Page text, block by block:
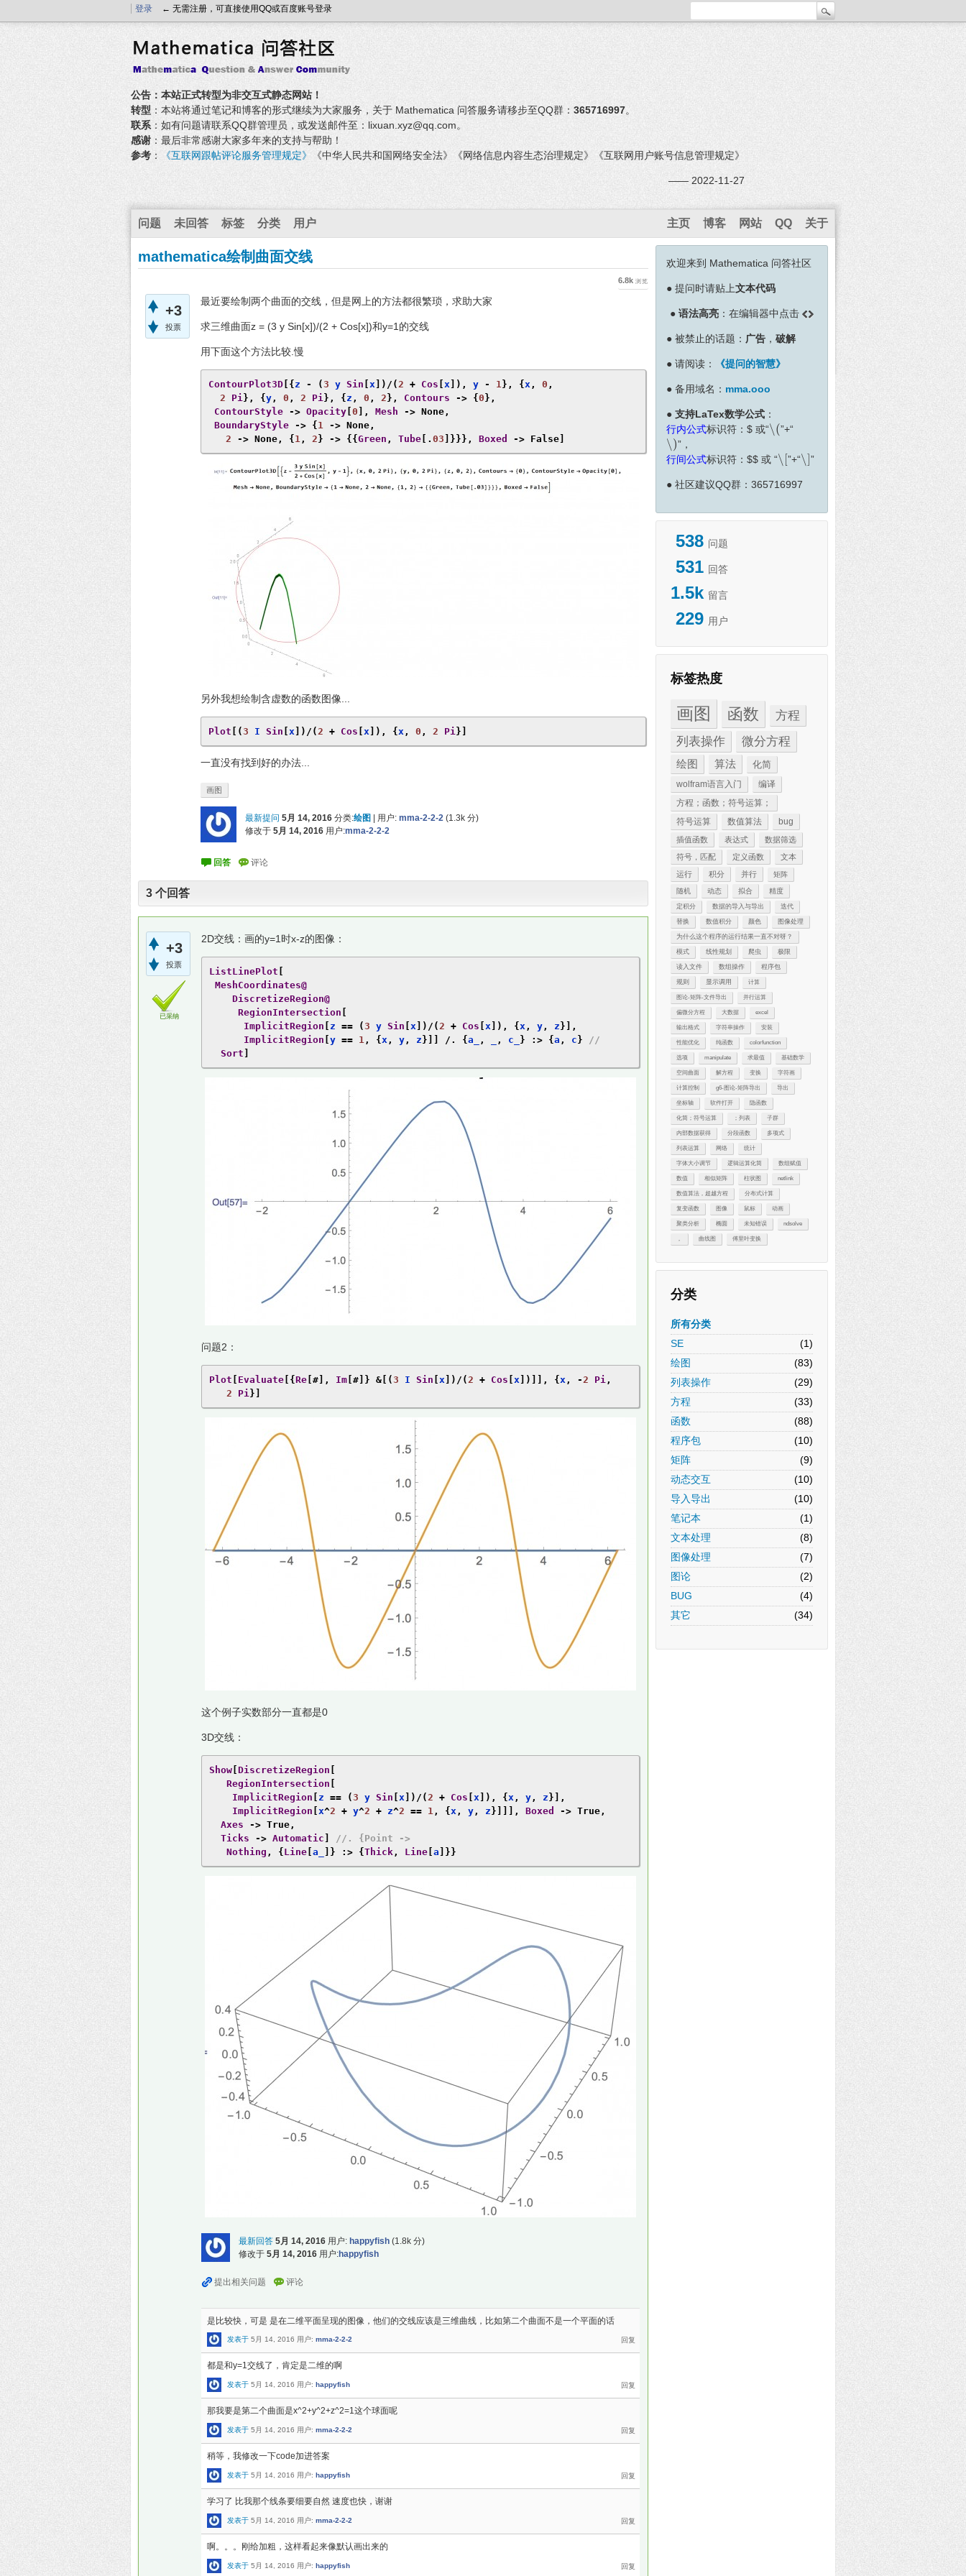
登录 ← 无需注册，可直接使用QQ或百度账号登录
公告：本站正式转型为非交互式静态网站！
转型 ：本站将通过笔记和博客的形式继续为大家服务，关于 Mathematica 问答服务请移步至QQ群： 365716997。
联系 ：如有问题请联系QQ群管理员，或发送邮件至：lixuan.xyz@qq.com。
感谢 ：最后非常感谢大家多年来的支持与帮助！
参考 ： 《互联网跟帖评论服务管理规定》 《中华人民共和国网络安全法》《网络信息内容生态治理规定》《互联网用户账号信息管理规定》
—— 2022-11-27
问题 未回答 标签 分类 用户 关于
QQ
网站
博客
主页
欢迎来到 Mathematica 问答社区
● 提问时请贴上文本代码
● 语法高亮 ：在编辑器中点击
● 被禁止的话题： 广告 ， 破解
● 请阅读： 《提问的智慧》
● 备用域名： mma.ooo
● 支持LaTex数学公式 ：
行内公式标识符： $ 或“∖(
∖ ( ”+“
∖)
∖ ) ”，
行间公式标识符： $$ 或 “∖
∖ ”+“∖
∖ ”
● 社区建议QQ群：365716997
538 问题
531 回答
1.5k 留言
229 用户
标签热度
画图 函数
方程
列表操作
微分方程
绘图 算法 化简
wolfram语言入门
编译
方程；函数；符号运算；
符号运算
数值算法 bug
插值函数 表达式
数据筛选
符号，匹配
定义函数
文本
运行
积分 并行 矩阵
随机 动态 拟合 精度
定积分 数据的导入与导出 迭代
替换 数值积分 颜色 图像处理
为什么这个程序的运行结果一直不对呀？
模式 线性规划 爬虫 极限
读入文件 数组操作 程序包
规则 显示调用 计算
图论-矩阵-文件导出 并行运算
偏微分方程 大数据 excel
输出格式 字符串操作 安装
性能优化 纯函数 colorfunction
选项 manipulate 求最值 基础数学
空间曲面 解方程 变换 字符画
计算控制 g6-图论-矩阵导出 导出
坐标轴 软件打开 隐函数
化简；符号运算 ；列表 子群
内部数据获得 分段函数 多项式
列表运算 网络 统计
字体大小调节 逻辑运算化简 数组赋值
数值 相似矩阵 柱状图 netlink
数值算法，超越方程 分布式计算
复变函数 图像 鼠标 动画
聚类分析 椭圆 未知错误 ndsolve
， 曲线图 傅里叶变换
分类
所有分类
SE
(1)
绘图
(83)
列表操作
(29)
方程
(33)
函数
(88)
程序包
(10)
矩阵
(9)
动态交互
(10)
导入导出
(10)
笔记本
(1)
文本处理
(8)
图像处理
(7)
图论
(2)
BUG
(4)
其它
(34)
mathematica绘制曲面交线
+3
投票
6.8k 浏览
最近要绘制两个曲面的交线，但是网上的方法都很繁琐，求助大家
求三维曲面z = (3 y Sin[x])/(2 + Cos[x])和y=1的交线
用下面这个方法比较.慢
ContourPlot3D [{ z - (3 y Sin x ])/(2 + Cos x ]), y - 1}, { x , 0 ,
2
Pi}, { y , 0 , 2 Pi}, { z , 0 , 2 }, Contours -> { 0 },
ContourStyle
-> Opacity 0 ], Mesh -> None ,
BoundaryStyle
-> { 1 -> None ,
2
-> None , { 1 , 2 } -> {{ Green , Tube [. 03 ]}}}, Boxed -> False
另外我想绘制含虚数的函数图像...
Plot [(3 I Sin x ])/(2 + Cos x ]), { x , 0 , 2 Pi}]
一直没有找到好的办法...
画图
最新提问 5月 14, 2016 分类:绘图 用户: mma-2-2-2 (1.3k 分)
修改于 5月 14, 2016 用户:mma-2-2-2
3 个回答
+3
投票
已采纳
2D交线：画的y=1时x-z的图像：
ListLinePlot [
MeshCoordinates@
DiscretizeRegion@
RegionIntersection [
ImplicitRegion [ z == (3 y Sin [x ])/( 2 + Cos [x ]), {x , y , z}],
ImplicitRegion [y == 1 , {x , y , z}]] /. {a_ , , c_ } :> {a , c}
//
Sort ]
问题2：
Plot [ Evaluate [{Re [#], Im [#]} &[(3 I Sin [x ])/( 2 + Cos [x ])]], {x , - 2 Pi ,
2
Pi }]
这个例子实数部分一直都是0
3D交线：
Show [DiscretizeRegion [
RegionIntersection [
ImplicitRegion [ z == (3 y Sin [x ])/( 2 + Cos [x ]), {x , y , z}],
ImplicitRegion [x^2 + y^2 + z^2 == 1 , {x , y , z}]]], Boxed -> True ,
Axes
-> True ,
Ticks
-> Automatic ]
//. {Point ->
Nothing , {Line [a_ ]} :> {Thick , Line [a ]}}
最新回答 5月 14, 2016 用户: happyfish (1.8k 分)
修改于 5月 14, 2016 用户:happyfish
是比较快，可是 是在二维平面呈现的图像，他们的交线应该是三维曲线，比如第二个曲面不是一个平面的话
发表于 5月 14, 2016 用户: mma-2-2-2
都是和y=1交线了，肯定是二维的啊
发表于 5月 14, 2016 用户: happyfish
那我要是第二个曲面是x^2+y^2+z^2=1这个球面呢
发表于 5月 14, 2016 用户: mma-2-2-2
稍等，我修改一下code加进答案
发表于 5月 14, 2016 用户: happyfish
学习了 比我那个线条要细要自然 速度也快，谢谢
发表于 5月 14, 2016 用户: mma-2-2-2
啊。。。刚给加粗，这样看起来像默认画出来的
发表于 5月 14, 2016 用户: happyfish